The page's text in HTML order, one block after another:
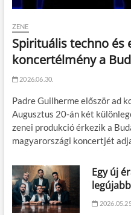
ZENE
Spirituális techno és
koncertélmény a
2026.06.30.
Padre Guilherme először ad
Augusztus 20-án két
zenei produkció érkezik a
magyarországi koncertjét
Egy új
legújabb